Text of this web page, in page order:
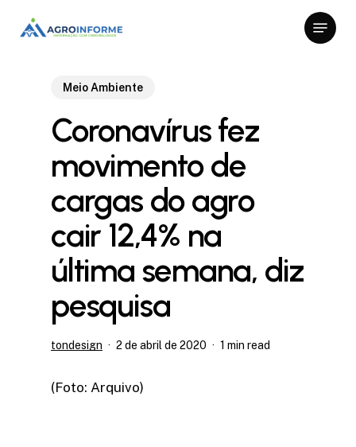
Menu
Meio Ambiente
Coronavírus fez
movimento de
cargas do agro
cair 12,4% na
última semana, diz
pesquisa
tondesign 2 de abril de 2020 1 min read
(Foto: Arquivo)